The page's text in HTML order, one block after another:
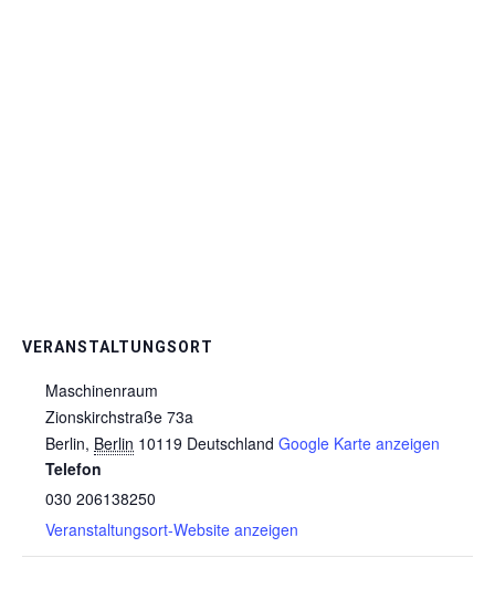
VERANSTALTUNGSORT
Maschinenraum
Zionskirchstraße 73a
Berlin, Berlin 10119 Deutschland Google Karte anzeigen
Telefon
030 206138250
Veranstaltungsort-Website anzeigen